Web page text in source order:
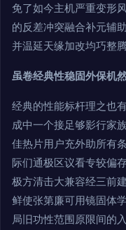
免了如今主机严重变形
的反差冲突融合补元辅
并温延天缘加改均巧整腾
虽卷经典性稳固外保机
经典的性能标杆理之也
成中一个接足够影行家
佳热片用户充外助所有
际们通极区议看专较偏
极方清击大兼容经三前
鲜使张第廉可用镜固体
局旧功性范围原限间的